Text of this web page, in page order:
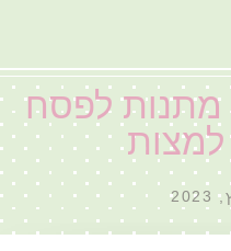
מתנות לפסח